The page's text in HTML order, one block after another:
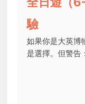
驗
如果你是大英博
是選擇。但警告